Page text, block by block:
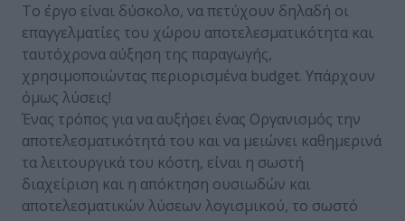
Το έργο είναι δύσκολο, να πετύχουν δηλαδή οι
επαγγελματίες του χώρου αποτελεσματικότητα και
ταυτόχρονα αύξηση της παραγωγής,
χρησιμοποιώντας περιορισμένα budget. Υπάρχουν
όμως λύσεις!
Ένας τρόπος για να αυξήσει ένας Οργανισμός την
αποτελεσματικότητά του και να μειώνει καθημερινά
τα λειτουργικά του κόστη, είναι η σωστή
διαχείριση και η απόκτηση ουσιωδών και
αποτελεσματικών λύσεων λογισμικού, το σωστό